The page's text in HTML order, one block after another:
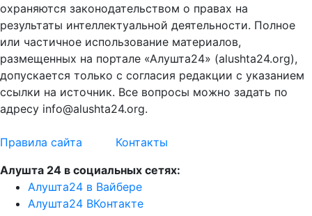
охраняются законодательством о правах на
результаты интеллектуальной деятельности. Полное
или частичное использование материалов,
размещенных на портале «Алушта24» (alushta24.org),
допускается только с согласия редакции с указанием
ссылки на источник. Все вопросы можно задать по
адресу info@alushta24.org.
Правила сайта
Контакты
Алушта 24 в социальных сетях:
Алушта24 в Вайбере
Алушта24 ВКонтакте